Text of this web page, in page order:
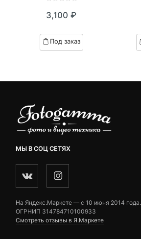
out
based
on
3,100 ₽
Под заказ
МЫ В СОЦ СЕТЯХ
На Яндекс.Маркете — c 10 июня 2014 года.
ОГРНИП 314784710100933
Смотреть отзывы в Я.Маркете